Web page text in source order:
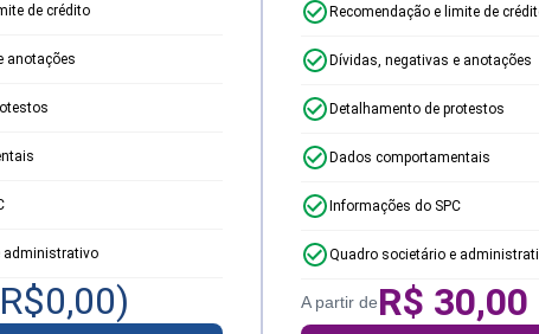
de crédito
anotações
administrativo
0,00)
Recomendação e limite de
Dívidas, negativas e anotações
Detalhamento de protestos
Dados comportamentais
Informações do SPC
Quadro societário e
A partir deR$ 30,00